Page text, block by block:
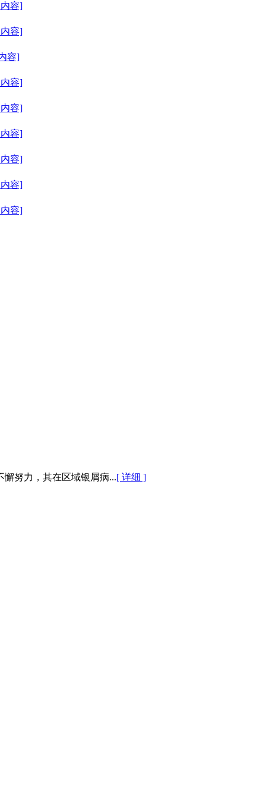
容]
容]
容]
容]
容]
容]
容]
容]
容]
努力，其在区域银屑病...[ 详细 ]